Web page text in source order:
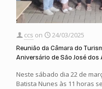
ccs on 24/03/2025
Reunião da Câmara do
Aniversário de São José dos
Neste sábado dia 22 de
Batista Nunes às 11 horas